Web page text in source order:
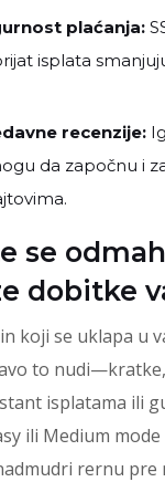
plaćanja:
isplata
recenzije:
da započnu i
se
dobitke
koji se uklapa u
to
isplatama ili
ili Medium mode
rernu pre